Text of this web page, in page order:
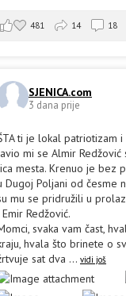
481 14 18
SJENICA.com
3 dana prije
ti je lokal patriotizam
mi se Almir
mesta. Krenuo je bez
Dugoj Poljani od česme
mu se pridružili u
Redžović.
svaka vam čast,
hvala što brinete o
sat dva ... vidi još